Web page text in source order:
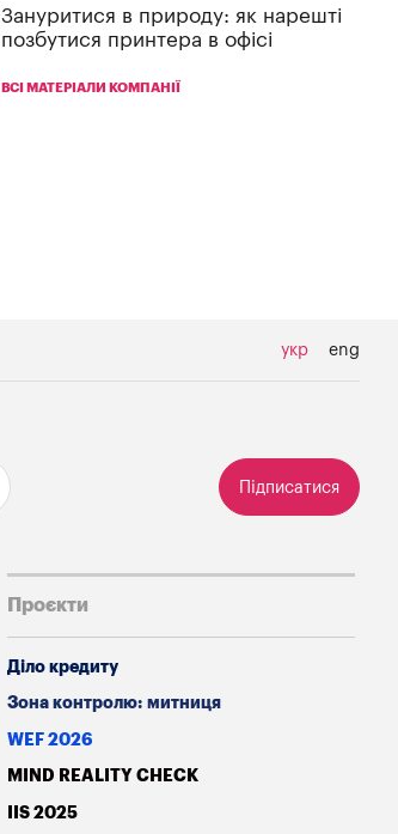
Зануритися в природу: як нарешті
позбутися принтера в офісі
ВСІ МАТЕРІАЛИ КОМПАНІЇ
укр eng
Підписатися
Проєкти
Діло кредиту
Зона контролю: митниця
WEF 2026
MIND REALITY CHECK
IIS 2025